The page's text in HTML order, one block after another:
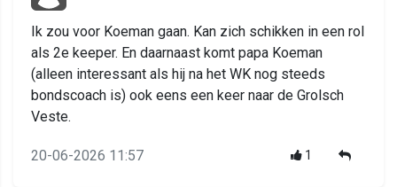
Ik zou voor Koeman gaan. Kan zich schikken in een rol
als 2e keeper. En daarnaast komt papa Koeman
(alleen interessant als hij na het WK nog steeds
bondscoach is) ook eens een keer naar de Grolsch
Veste.
20-06-2026 11:57 1